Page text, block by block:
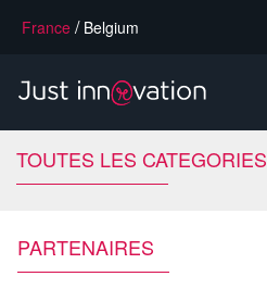
France / Belgium
TOUTES LES CATEGORIES
PARTENAIRES